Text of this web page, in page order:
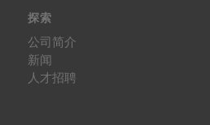
探索
公司简介
新闻
人才招聘